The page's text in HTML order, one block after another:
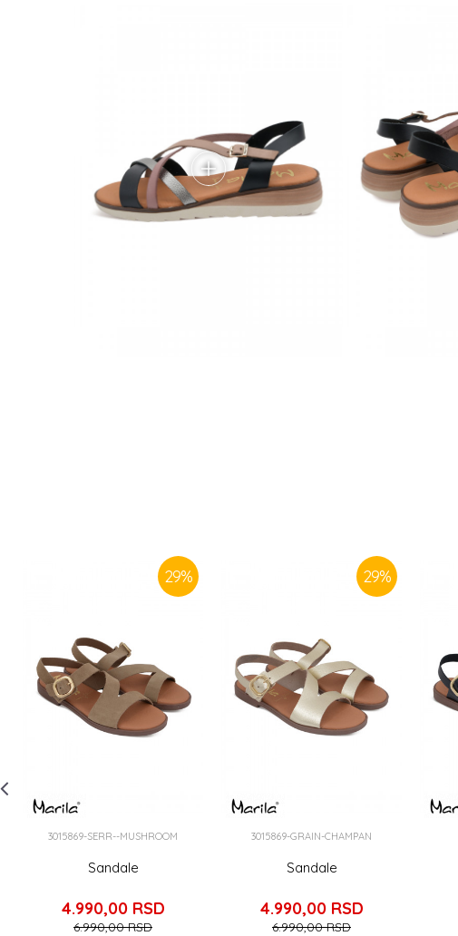
29%
3015869-SERR--MUSHROOM
Sandale
4.990,00 RSD
6.990,00RSD
29%
3015869-GRAIN-CHAMPAN
Sandale
4.990,00 RSD
6.990,00RSD